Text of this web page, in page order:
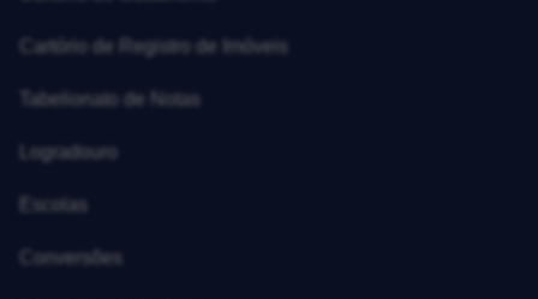
Cartório de Registro de Imóveis
Tabelionato de Notas
Logradouro
Escolas
Conversões